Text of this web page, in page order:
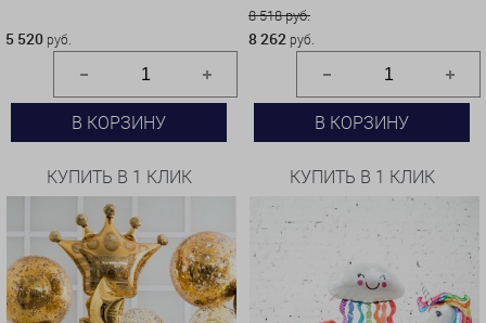
5 520 руб.
В КОРЗИНУ
КУПИТЬ В 1 КЛИК
8 518 руб.
8 262 руб.
В КОРЗИНУ
КУПИТЬ В 1 КЛИК